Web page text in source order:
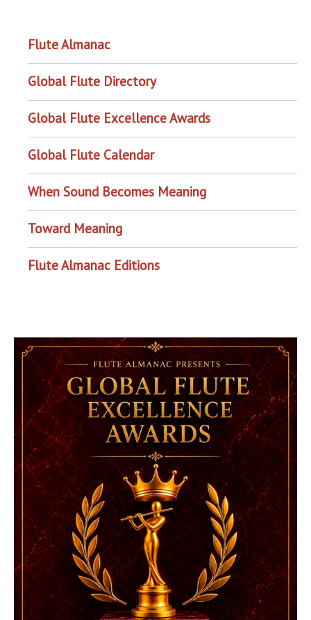
Flute Almanac
Global Flute Directory
Global Flute Excellence Awards
Global Flute Calendar
When Sound Becomes Meaning
Toward Meaning
Flute Almanac Editions